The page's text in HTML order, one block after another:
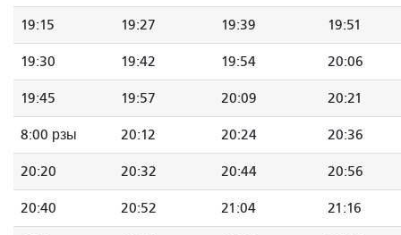
19:15 19:27 19:39 19:51
19:30 19:42 19:54 20:06
19:45 19:57 20:09 20:21
8:00 рзы 20:12 20:24 20:36
20:20 20:32 20:44 20:56
20:40 20:52 21:04 21:16